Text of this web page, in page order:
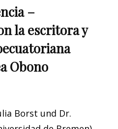
–
la escritora y
Obono
Borst und Dr.